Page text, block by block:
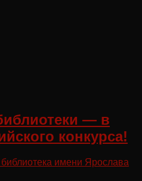
— в
конкурса!
имени Ярослава